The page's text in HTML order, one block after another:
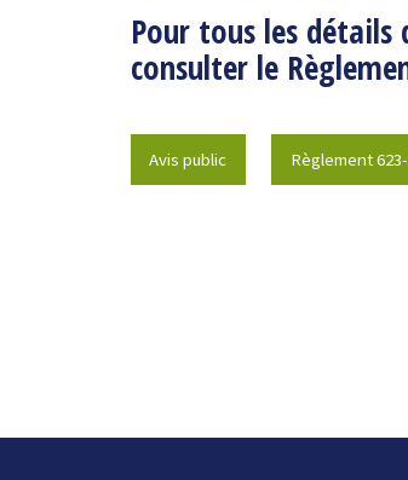
Pour tous les détails
consulter le
Avis public Règlement